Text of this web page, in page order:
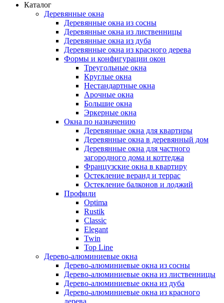
Каталог
Деревянные окна
Деревянные окна из сосны
Деревянные окна из лиственницы
Деревянные окна из дуба
Деревянные окна из красного дерева
Формы и конфигурации окон
Треугольные окна
Круглые окна
Нестандартные окна
Арочные окна
Большие окна
Эркерные окна
Окна по назначению
Деревянные окна для квартиры
Деревянные окна в деревянный дом
Деревянные окна для частного
загородного дома и коттеджа
Французские окна в квартиру
Остекление веранд и террас
Остекление балконов и лоджий
Профили
Optima
Rustik
Classic
Elegant
Twin
Top Line
Дерево-алюминиевые окна
Дерево-алюминиевые окна из сосны
Дерево-алюминиевые окна из лиственницы
Дерево-алюминиевые окна из дуба
Дерево-алюминиевые окна из красного
дерева